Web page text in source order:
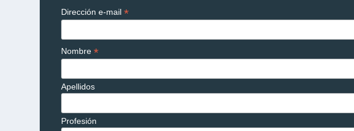
Dirección e-mail*
Nombre*
Apellidos
Profesión